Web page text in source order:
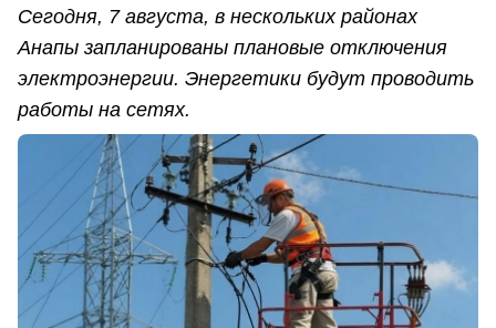
Сегодня, 7 августа, в нескольких районах
Анапы запланированы плановые отключения
электроэнергии. Энергетики будут проводить
работы на сетях.